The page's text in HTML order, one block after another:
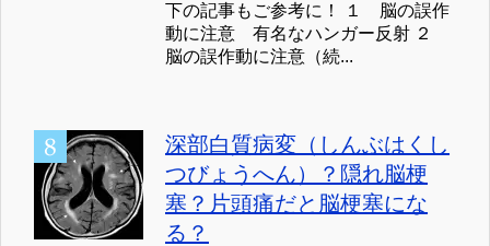
下の記事もご参考に！ １ 脳の誤作
動に注意 有名なハンガー反射 ２
脳の誤作動に注意（続...
深部白質病変（しんぶはくし
つびょうへん）？隠れ脳梗
塞？片頭痛だと脳梗塞にな
る？